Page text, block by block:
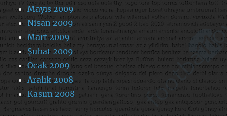
Mayıs 2009
Nisan 2009
Mart 2009
Şubat 2009
Ocak 2009
Aralık 2008
Kasım 2008